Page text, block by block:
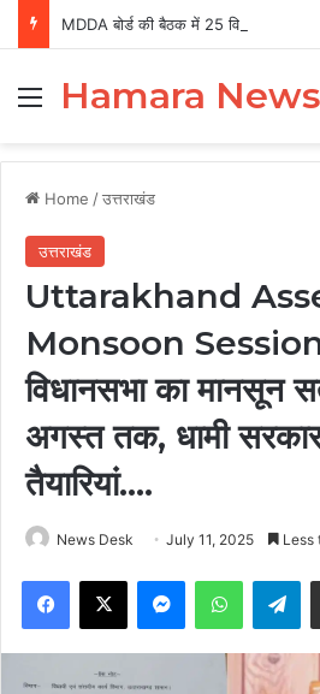
MenuHamara News
Home /उत्तराखंड
उत्तराखंड
Uttarakhand
Monsoon
विधानसभा का मानसून
अगस्त तक, धामी
तैयारियां….
News Desk July 11, 2025 Less
Facebook
X MessengerWhatsApp